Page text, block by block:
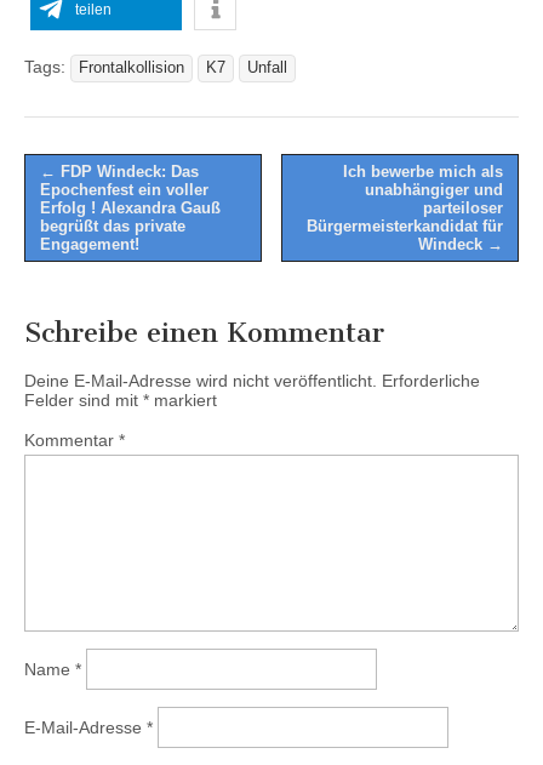
teilen
Tags: Frontalkollision K7 Unfall
Post
navigation
← FDP Windeck: Das
Epochenfest ein voller
Erfolg ! Alexandra Gauß
begrüßt das private
Engagement!
Ich bewerbe mich als
unabhängiger und
parteiloser
Bürgermeisterkandidat für
Windeck →
Schreibe einen Kommentar
Deine E-Mail-Adresse wird nicht veröffentlicht. Erforderliche
Felder sind mit * markiert
Kommentar *
Name *
E-Mail-Adresse *